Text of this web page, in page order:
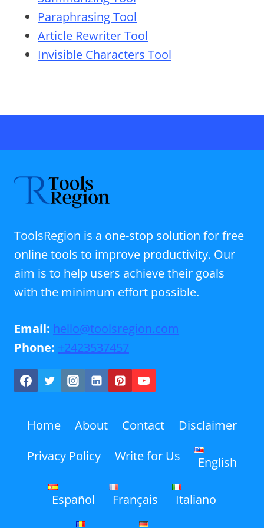
Paraphrasing Tool
Article Rewriter Tool
Invisible Characters Tool
ToolsRegion is a one-stop solution for free
online tools to improve productivity. Our
aim is to help users achieve their goals
with the minimum effort possible.
Email: hello@toolsregion.com
Phone: +2423537457
Home About Contact
Disclaimer
Privacy Policy
Write for Us English
Español Français Italiano